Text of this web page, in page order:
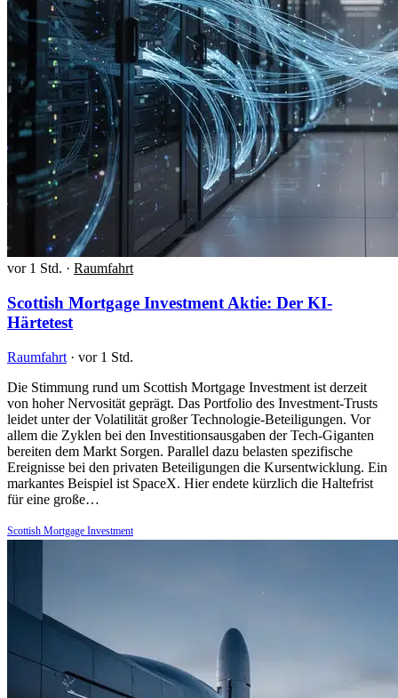
vor 1 Std. · Raumfahrt
Scottish Mortgage Investment Aktie: Der KI-
Härtetest
Raumfahrt · vor 1 Std.
Die Stimmung rund um Scottish Mortgage Investment ist derzeit
von hoher Nervosität geprägt. Das Portfolio des Investment-Trusts
leidet unter der Volatilität großer Technologie-Beteiligungen. Vor
allem die Zyklen bei den Investitionsausgaben der Tech-Giganten
bereiten dem Markt Sorgen. Parallel dazu belasten spezifische
Ereignisse bei den privaten Beteiligungen die Kursentwicklung. Ein
markantes Beispiel ist SpaceX. Hier endete kürzlich die Haltefrist
für eine große…
Scottish Mortgage Investment